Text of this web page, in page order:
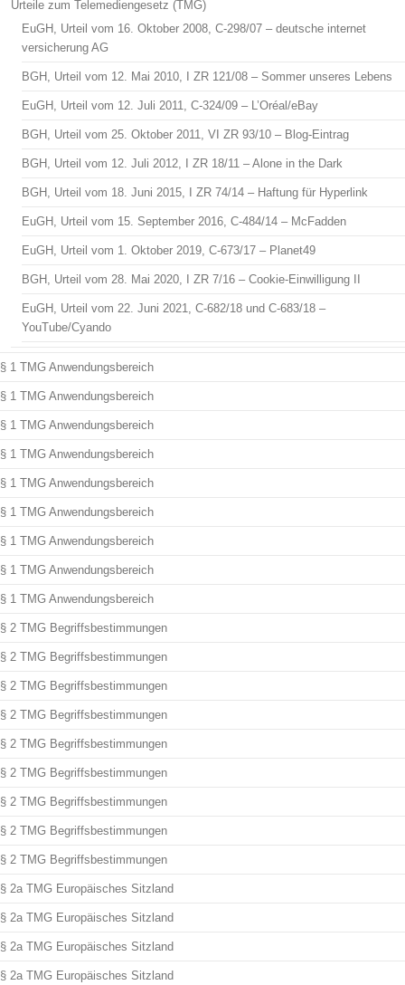
Urteile zum Telemediengesetz (TMG)
EuGH, Urteil vom 16. Oktober 2008, C-298/07 – deutsche internet
versicherung AG
BGH, Urteil vom 12. Mai 2010, I ZR 121/08 – Sommer unseres Lebens
EuGH, Urteil vom 12. Juli 2011, C-324/09 – L’Oréal/eBay
BGH, Urteil vom 25. Oktober 2011, VI ZR 93/10 – Blog-Eintrag
BGH, Urteil vom 12. Juli 2012, I ZR 18/11 – Alone in the Dark
BGH, Urteil vom 18. Juni 2015, I ZR 74/14 – Haftung für Hyperlink
EuGH, Urteil vom 15. September 2016, C-484/14 – McFadden
EuGH, Urteil vom 1. Oktober 2019, C-673/17 – Planet49
BGH, Urteil vom 28. Mai 2020, I ZR 7/16 – Cookie-Einwilligung II
EuGH, Urteil vom 22. Juni 2021, C-682/18 und C-683/18 –
YouTube/Cyando
§ 1 TMG Anwendungsbereich
§ 1 TMG Anwendungsbereich
§ 1 TMG Anwendungsbereich
§ 1 TMG Anwendungsbereich
§ 1 TMG Anwendungsbereich
§ 1 TMG Anwendungsbereich
§ 1 TMG Anwendungsbereich
§ 1 TMG Anwendungsbereich
§ 1 TMG Anwendungsbereich
§ 2 TMG Begriffsbestimmungen
§ 2 TMG Begriffsbestimmungen
§ 2 TMG Begriffsbestimmungen
§ 2 TMG Begriffsbestimmungen
§ 2 TMG Begriffsbestimmungen
§ 2 TMG Begriffsbestimmungen
§ 2 TMG Begriffsbestimmungen
§ 2 TMG Begriffsbestimmungen
§ 2 TMG Begriffsbestimmungen
§ 2a TMG Europäisches Sitzland
§ 2a TMG Europäisches Sitzland
§ 2a TMG Europäisches Sitzland
§ 2a TMG Europäisches Sitzland